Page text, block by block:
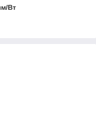
Вт